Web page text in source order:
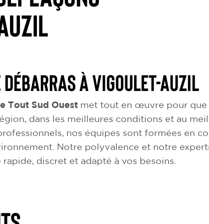
à Vigoulet-Auzil
Tout Sud Ouest met tout en œuvre pour que
dans les meilleures conditions et au
nos équipes sont formées en
Notre polyvalence et notre
discret et adapté à vos besoins.